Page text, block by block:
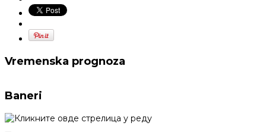
Vremenska prognoza
Baneri